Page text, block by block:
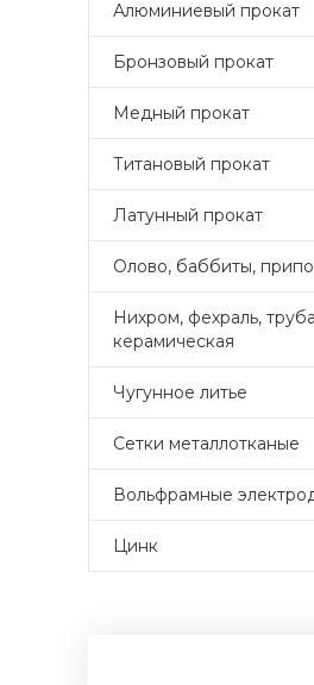
Алюминиевый прокат
Бронзовый прокат
Медный прокат
Титановый прокат
Латунный прокат
Олово, баббиты,
Нихром, фехраль, труба
керамическая
Чугунное литье
Сетки металлотканые
Вольфрамные
Цинк